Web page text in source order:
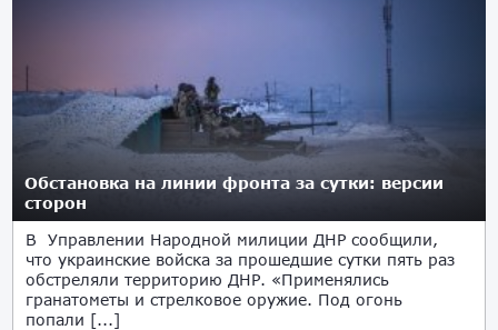
Обстановка на линии фронта за сутки: версии
сторон
В Управлении Народной милиции ДНР сообщили,
что украинские войска за прошедшие сутки пять раз
обстреляли территорию ДНР. «Применялись
гранатометы и стрелковое оружие. Под огонь
попали [...]